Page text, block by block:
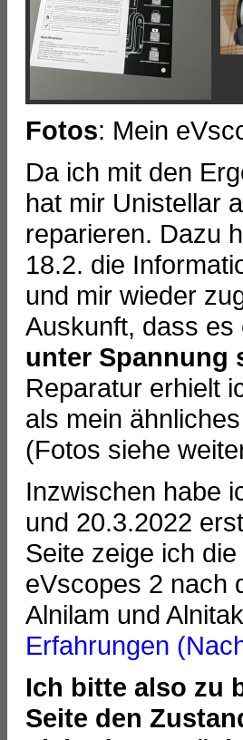
Fotos: Mein
Da ich mit den
hat mir Unistellar
reparieren. Dazu
18.2. die
und mir wieder
Auskunft, dass es
unter Spannung
Reparatur erhielt
als mein
(Fotos siehe
Inzwischen habe
und 20.3.2022
Seite zeige ich
eVscopes 2 nach
Alnilam und
Erfahrungen
Ich bitte also zu
Seite den